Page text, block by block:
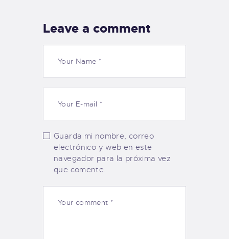
Leave a comment
Guarda mi nombre, correo
electrónico y web en este
navegador para la próxima vez
que comente.